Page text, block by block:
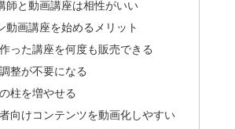
師と動画講座は相性がいい
動画講座を始めるメリット
った講座を何度も販売できる
整が不要になる
柱を増やせる
向けコンテンツを動画化しやすい